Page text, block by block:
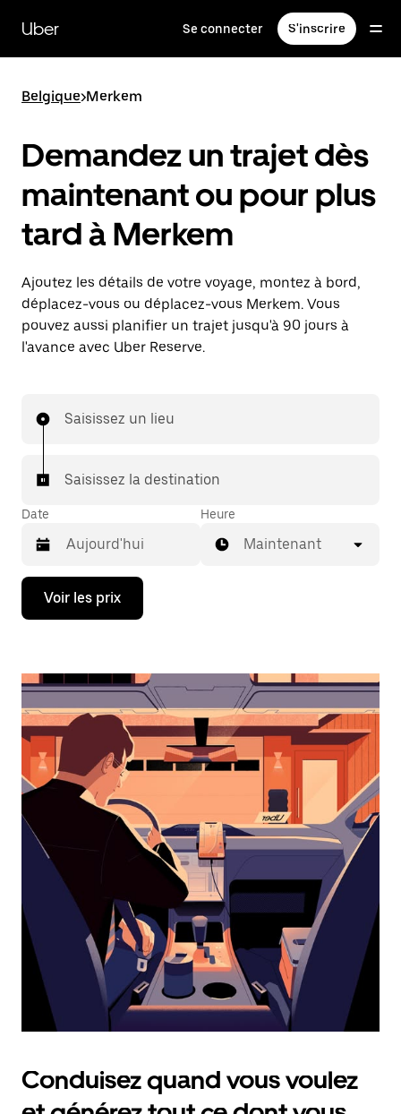
contenu
principal
Uber Se connecter S'inscrire
Belgique>Merkem
Demandez un trajet dès
maintenant ou pour plus
tard à Merkem
Ajoutez les détails de votre voyage, montez à bord,
déplacez-vous ou déplacez-vous Merkem. Vous
pouvez aussi planifier un trajet jusqu'à 90 jours à
l'avance avec Uber Reserve.
Saisissez un lieu
Saisissez la destination
Date
Appuyez
la
bas
ouvrir
le
calendrier
sélectionner
une
date.
Appuyez
sur
touche
pour
fermer
le
calendrier.
Heure
Maintenant
Voir les prix
Conduisez quand vous voulez